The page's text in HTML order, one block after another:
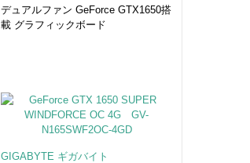
デュアルファン GeForce GTX1650搭
載 グラフィックボード
GIGABYTE ギガバイト